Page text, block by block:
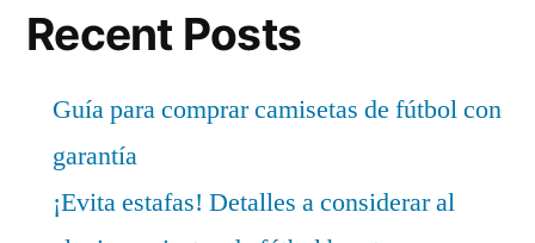
Recent Posts
Guía para comprar camisetas de fútbol con
garantía
¡Evita estafas! Detalles a considerar al